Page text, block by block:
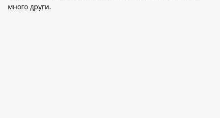
много други.